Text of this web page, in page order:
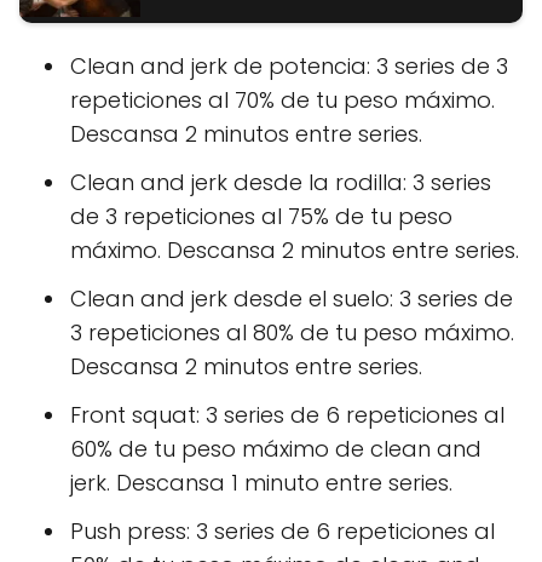
Clean and jerk de potencia: 3 series de 3
repeticiones al 70% de tu peso máximo.
Descansa 2 minutos entre series.
Clean and jerk desde la rodilla: 3 series
de 3 repeticiones al 75% de tu peso
máximo. Descansa 2 minutos entre series.
Clean and jerk desde el suelo: 3 series de
3 repeticiones al 80% de tu peso máximo.
Descansa 2 minutos entre series.
Front squat: 3 series de 6 repeticiones al
60% de tu peso máximo de clean and
jerk. Descansa 1 minuto entre series.
Push press: 3 series de 6 repeticiones al